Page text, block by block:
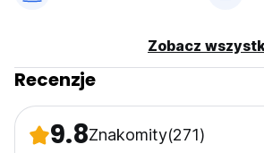
Zobacz
Recenzje
9.8Znakomity(271)